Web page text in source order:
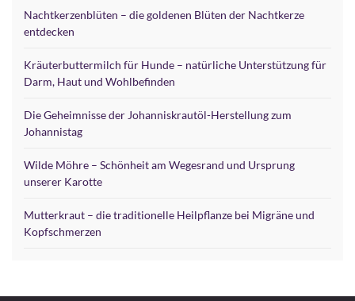
Nachtkerzenblüten – die goldenen Blüten der Nachtkerze
entdecken
Kräuterbuttermilch für Hunde – natürliche Unterstützung für
Darm, Haut und Wohlbefinden
Die Geheimnisse der Johanniskrautöl-Herstellung zum
Johannistag
Wilde Möhre – Schönheit am Wegesrand und Ursprung
unserer Karotte
Mutterkraut – die traditionelle Heilpflanze bei Migräne und
Kopfschmerzen